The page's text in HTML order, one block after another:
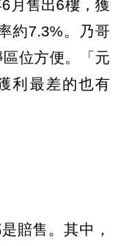
月售出6樓，獲
約7.3%。乃哥
位方便。「元
利最差的也有
賠售。其中，